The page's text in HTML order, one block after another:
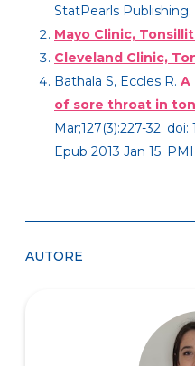
StatPearls Publishing;
Mayo Clinic,
Cleveland Clinic,
Bathala S, Eccles R. A
of sore throat in
Mar;127(3):227-32.
Epub 2013 Jan 15.
AUTORE